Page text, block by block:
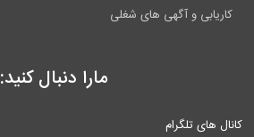
کاریابی و آگهی های شغلی
مارا دنبال کنید:
کانال های تلگرام